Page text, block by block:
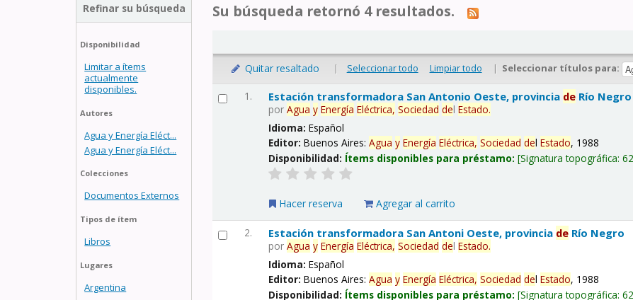
Refinar su búsqueda
Disponibilidad
Limitar a ítems
actualmente
disponibles.
Autores
Agua y Energía Eléct...
Agua y Energía Eléct...
Colecciones
Documentos Externos
Tipos de ítem
Libros
Lugares
Argentina
Su búsqueda retornó 4 resultados.
Quitar resaltado | Seleccionar todo Limpiar todo | Seleccionar títulos para:
1. Estación transformadora San Antonio Oeste, provincia de Río Negro
porAgua y Energía Eléctrica, Sociedad delEstado.
Idioma:Español
Editor:Buenos Aires:Agua y Energía Eléctrica, Sociedad delEstado, 1988
Disponibilidad: Ítems disponibles para préstamo: Signatura topográfica:
Hacer reserva Agregar al carrito
2. Estación transformadora San Antoni Oeste, provincia de Río Negro
porAgua y Energía Eléctrica, Sociedad delEstado.
Idioma:Español
Editor:Buenos Aires:Agua y Energía Eléctrica, Sociedad delEstado, 1988
Disponibilidad: Ítems disponibles para préstamo: Signatura topográfica: